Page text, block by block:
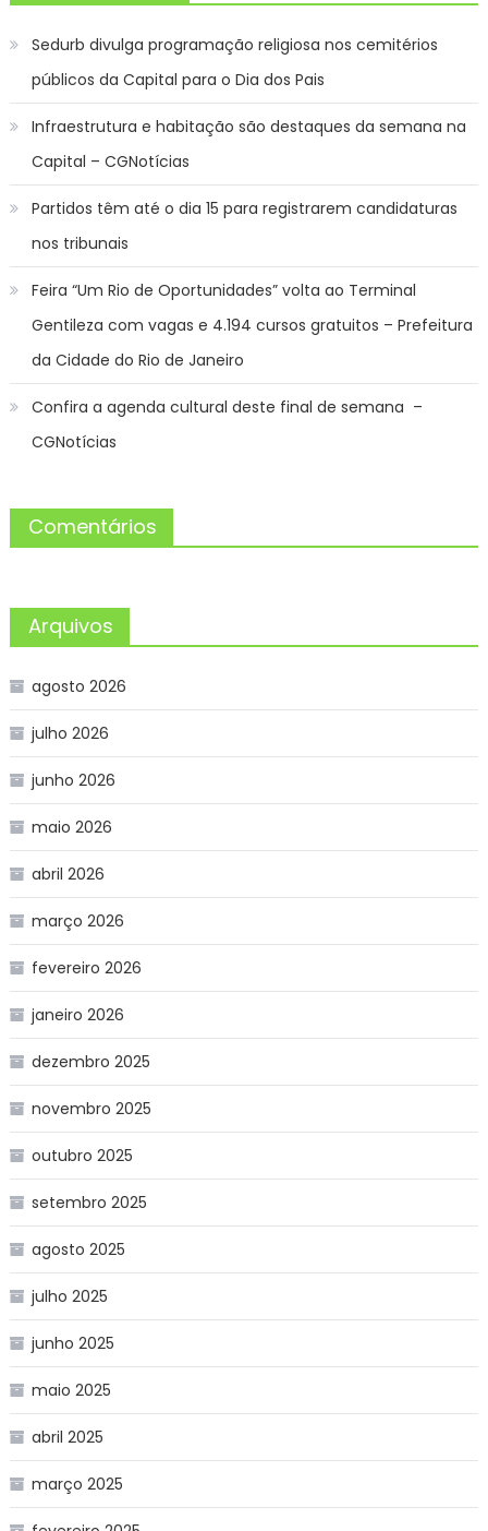
Sedurb divulga programação religiosa nos cemitérios
públicos da Capital para o Dia dos Pais
Infraestrutura e habitação são destaques da semana na
Capital – CGNotícias
Partidos têm até o dia 15 para registrarem candidaturas
nos tribunais
Feira “Um Rio de Oportunidades” volta ao Terminal
Gentileza com vagas e 4.194 cursos gratuitos – Prefeitura
da Cidade do Rio de Janeiro
Confira a agenda cultural deste final de semana –
CGNotícias
Comentários
Arquivos
agosto 2026
julho 2026
junho 2026
maio 2026
abril 2026
março 2026
fevereiro 2026
janeiro 2026
dezembro 2025
novembro 2025
outubro 2025
setembro 2025
agosto 2025
julho 2025
junho 2025
maio 2025
abril 2025
março 2025